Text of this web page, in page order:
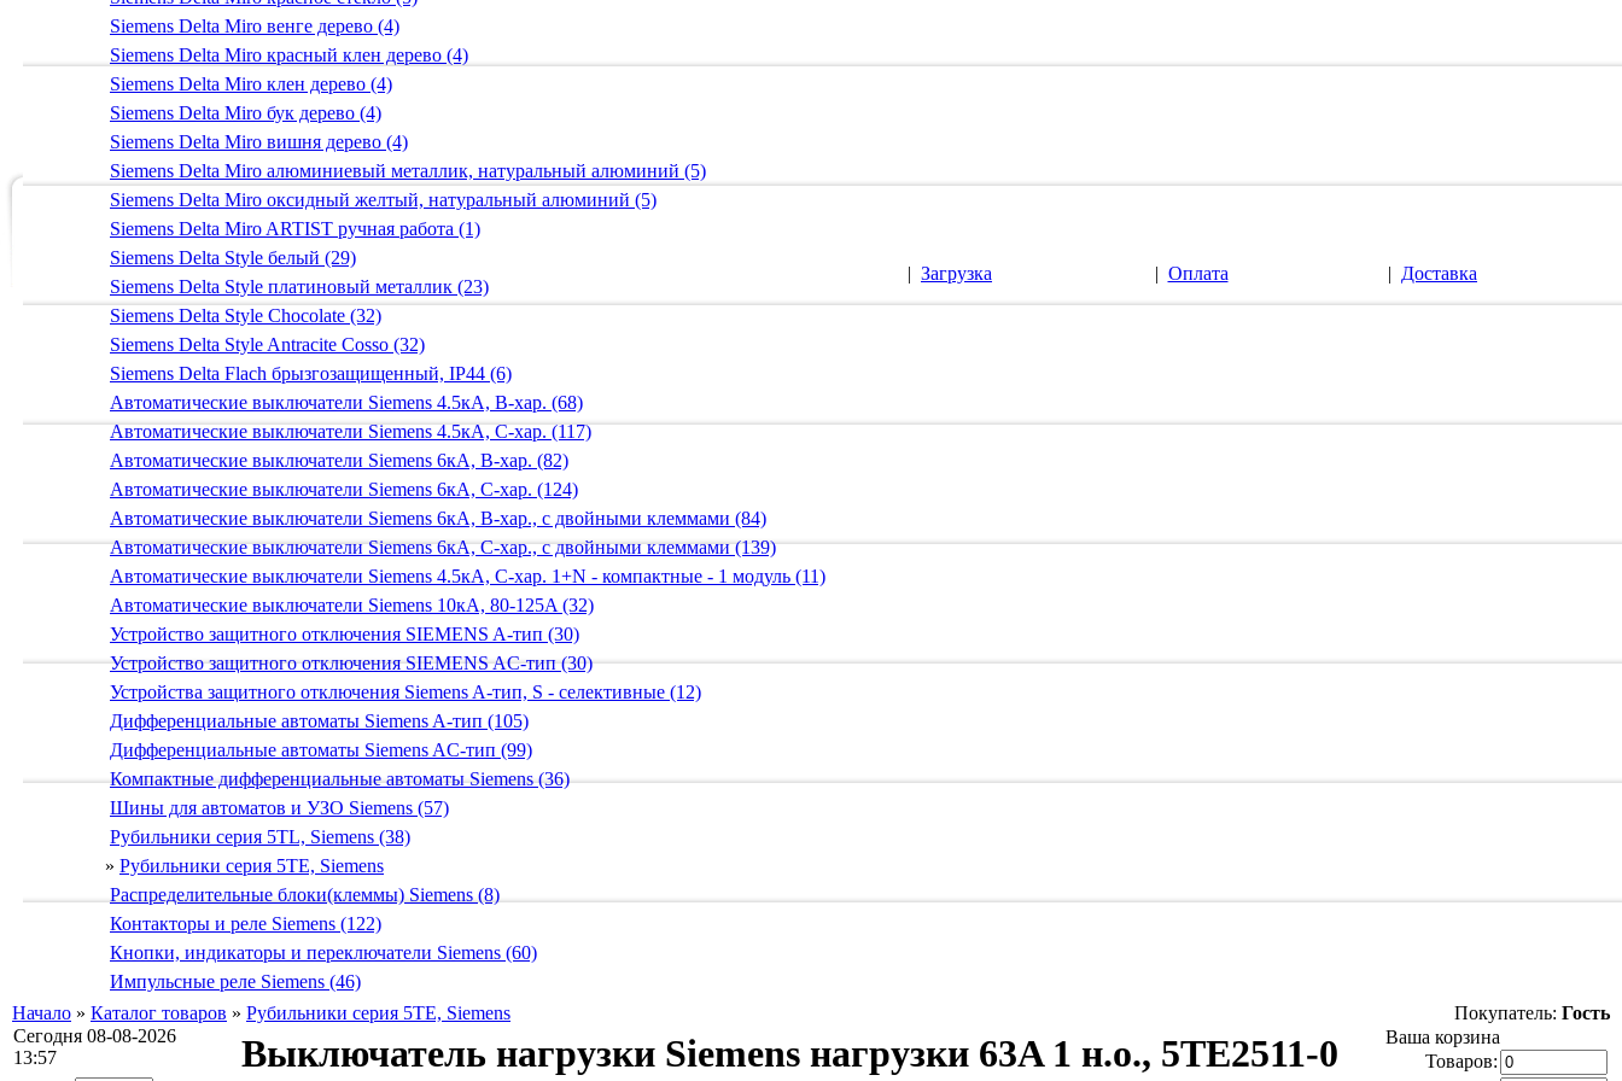
Siemens Delta Miro венге дерево (4)
Siemens Delta Miro красный клен дерево (4)
Siemens Delta Miro клен дерево (4)
Siemens Delta Miro бук дерево (4)
Siemens Delta Miro вишня дерево (4)
Siemens Delta Miro алюминиевый металлик, натуральный алюминий (5)
Siemens Delta Miro оксидный желтый, натуральный алюминий (5)
Siemens Delta Miro ARTIST ручная работа (1)
Siemens Delta Style белый (29)
Siemens Delta Style платиновый металлик (23)
Siemens Delta Style Chocolate (32)
Siemens Delta Style Antracite Cosso (32)
Siemens Delta Flach брызгозащищенный, IP44 (6)
Автоматические выключатели Siemens 4.5кА, B-хар. (68)
Автоматические выключатели Siemens 4.5кА, C-хар. (117)
Автоматические выключатели Siemens 6кА, B-хар. (82)
Автоматические выключатели Siemens 6кА, С-хар. (124)
Автоматические выключатели Siemens 6кА, B-хар., с двойными клеммами (84)
Автоматические выключатели Siemens 6кА, C-хар., с двойными клеммами (139)
Автоматические выключатели Siemens 4.5кА, C-хар. 1+N - компактные - 1 модуль (11)
Автоматические выключатели Siemens 10кА, 80-125A (32)
Устройство защитного отключения SIEMENS A-тип (30)
Устройство защитного отключения SIEMENS AС-тип (30)
Устройства защитного отключения Siemens A-тип, S - селективные (12)
Дифференциальные автоматы Siemens A-тип (105)
Дифференциальные автоматы Siemens AС-тип (99)
Компактные дифференциальные автоматы Siemens (36)
Шины для автоматов и УЗО Siemens (57)
Рубильники серия 5TL, Siemens (38)
» Рубильники серия 5TE, Siemens
Распределительные блоки(клеммы) Siemens (8)
Контакторы и реле Siemens (122)
Кнопки, индикаторы и переключатели Siemens (60)
Импульсные реле Siemens (46)
| Загрузка | Оплата | Доставка
Начало » Каталог товаров » Рубильники серия 5TE, Siemens Покупатель: Гость
Сегодня 08-08-2026
13:57
Выключатель нагрузки Siemens нагрузки 63A 1 н.о., 5TE2511-0
Ваша корзина
Товаров: